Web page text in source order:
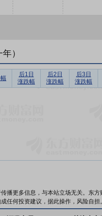
）
后1日
涨跌幅
后2日
涨跌幅
后3日
涨跌幅
播更多信息，与本站立场无关。东
任何投资建议，据此操作，风险自担